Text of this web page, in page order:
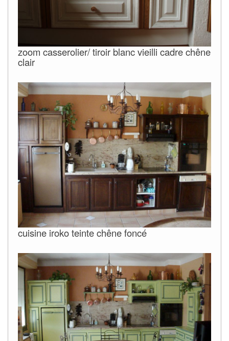
zoom casserolier/ tiroir blanc vieilli cadre chêne
clair
cuisine iroko teinte chêne foncé